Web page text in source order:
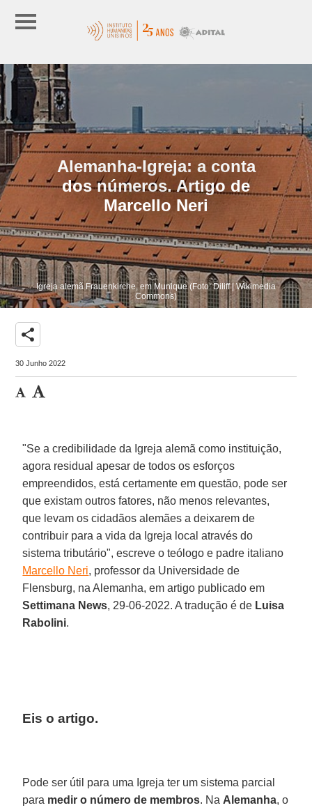
Alemanha-Igreja: a conta
dos números. Artigo de
Marcello Neri
Igreja alemã Frauenkirche, em Munique (Foto: Diliff | Wikimedia
Commons)
share
30 Junho 2022
"Se a credibilidade da Igreja alemã como instituição,
agora residual apesar de todos os esforços
empreendidos, está certamente em questão, pode ser
que existam outros fatores, não menos relevantes,
que levam os cidadãos alemães a deixarem de
contribuir para a vida da Igreja local através do
sistema tributário", escreve o teólogo e padre italiano
Marcello Neri, professor da Universidade de
Flensburg, na Alemanha, em artigo publicado em
Settimana News, 29-06-2022. A tradução é de Luisa
Rabolini.
Eis o artigo.
Pode ser útil para uma Igreja ter um sistema parcial
para medir o número de membros. Na Alemanha, o